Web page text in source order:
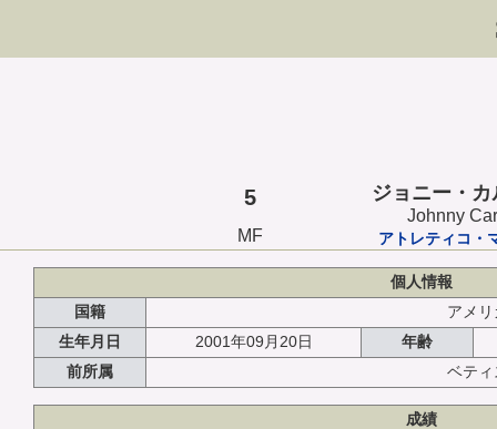
5 ジョニー・
Johnny
MF
アトレティコ・
個人情報
国籍
アメリ
生年月日
2001年09月20日
年齢
前所属
ベティ
成績